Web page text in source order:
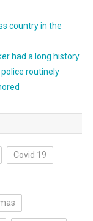
country in the
had a long history
routinely
Covid 19